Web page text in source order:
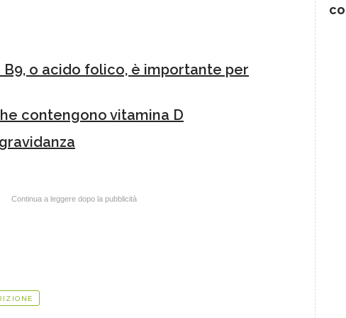
B9, o acido folico, è importante per
contengono vitamina D
Continua a leggere dopo la pubblicità